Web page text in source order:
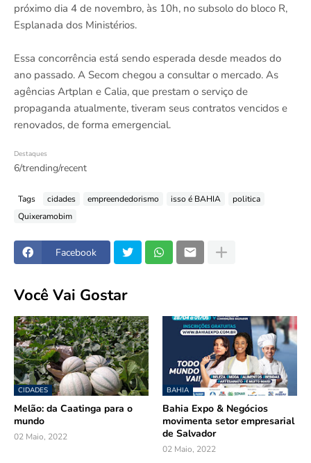
próximo dia 4 de novembro, às 10h, no subsolo do bloco R,
Esplanada dos Ministérios.
Essa concorrência está sendo esperada desde meados do
ano passado. A Secom chegou a consultar o mercado. As
agências Artplan e Calia, que prestam o serviço de
propaganda atualmente, tiveram seus contratos vencidos e
renovados, de forma emergencial.
Destaques
6/trending/recent
Tags cidades empreendedorismo isso é BAHIA
politica
Quixeramobim
Facebook
Você Vai Gostar
CIDADES
Melão: da Caatinga para o
mundo
02 Maio, 2022
BAHIA
Bahia Expo & Negócios
movimenta setor empresarial
de Salvador
02 Maio, 2022